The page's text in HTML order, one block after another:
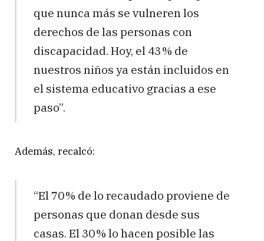
que nunca más se vulneren los
derechos de las personas con
discapacidad. Hoy, el 43 % de
nuestros niños ya están incluidos en
el sistema educativo gracias a ese
paso”.
Además, recalcó:
“El 70 % de lo recaudado proviene de
personas que donan desde sus
casas. El 30 % lo hacen posible las